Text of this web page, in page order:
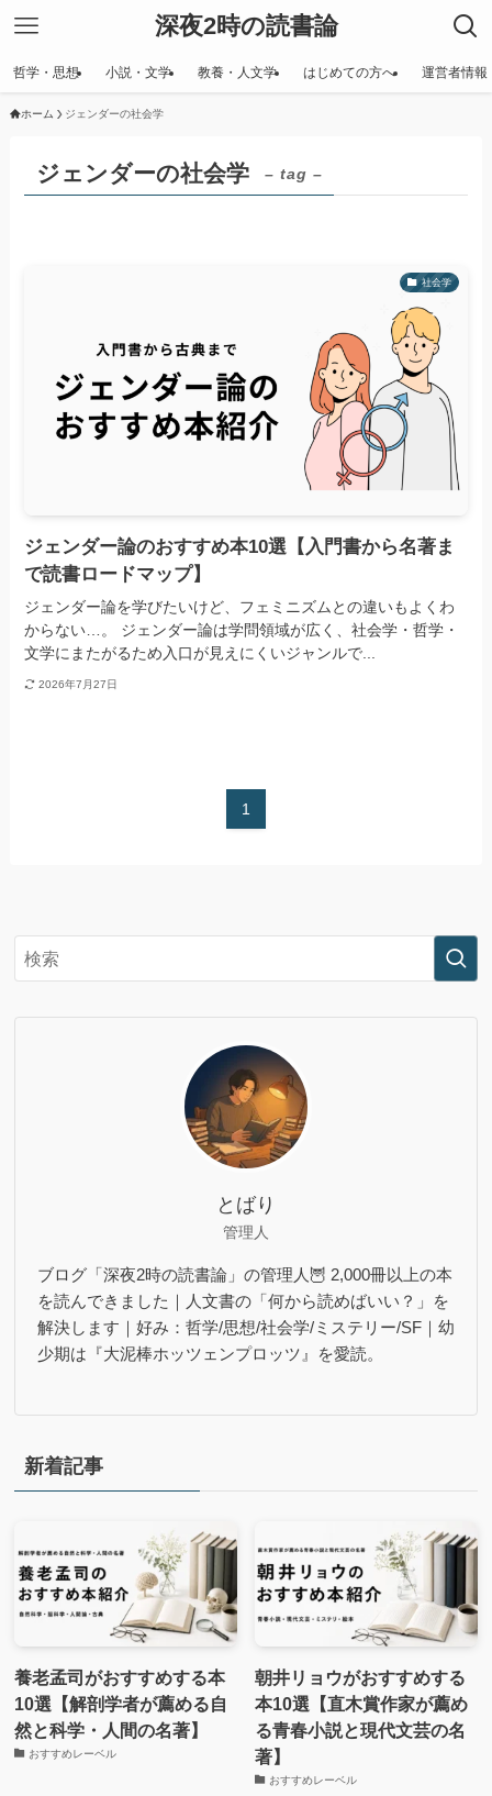
深夜2時の読書論
哲学・思想 小説・文学 教養・人文学 はじめての方へ 運営者情報
ホーム ジェンダーの社会学
ジェンダーの社会学 – tag –
社会学
ジェンダー論のおすすめ本10選【入門書から名著ま
で読書ロードマップ】
ジェンダー論を学びたいけど、フェミニズムとの違いもよくわ
からない…。 ジェンダー論は学問領域が広く、社会学・哲学・
文学にまたがるため入口が見えにくいジャンルで...
2026年7月27日
1
とばり
管理人
ブログ「深夜2時の読書論」の管理人🦉 2,000冊以上の本
を読んできました｜人文書の「何から読めばいい？」を
解決します｜好み：哲学/思想/社会学/ミステリー/SF｜幼
少期は『大泥棒ホッツェンプロッツ』を愛読。
新着記事
養老孟司がおすすめする本
10選【解剖学者が薦める自
然と科学・人間の名著】
おすすめレーベル
朝井リョウがおすすめする
本10選【直木賞作家が薦め
る青春小説と現代文芸の名
著】
おすすめレーベル